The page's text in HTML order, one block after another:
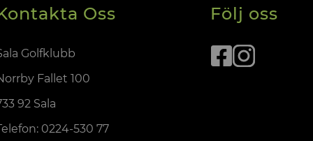
Oss
Golfklubb
Fallet 100
92 Sala
0224-530 77
Följ oss